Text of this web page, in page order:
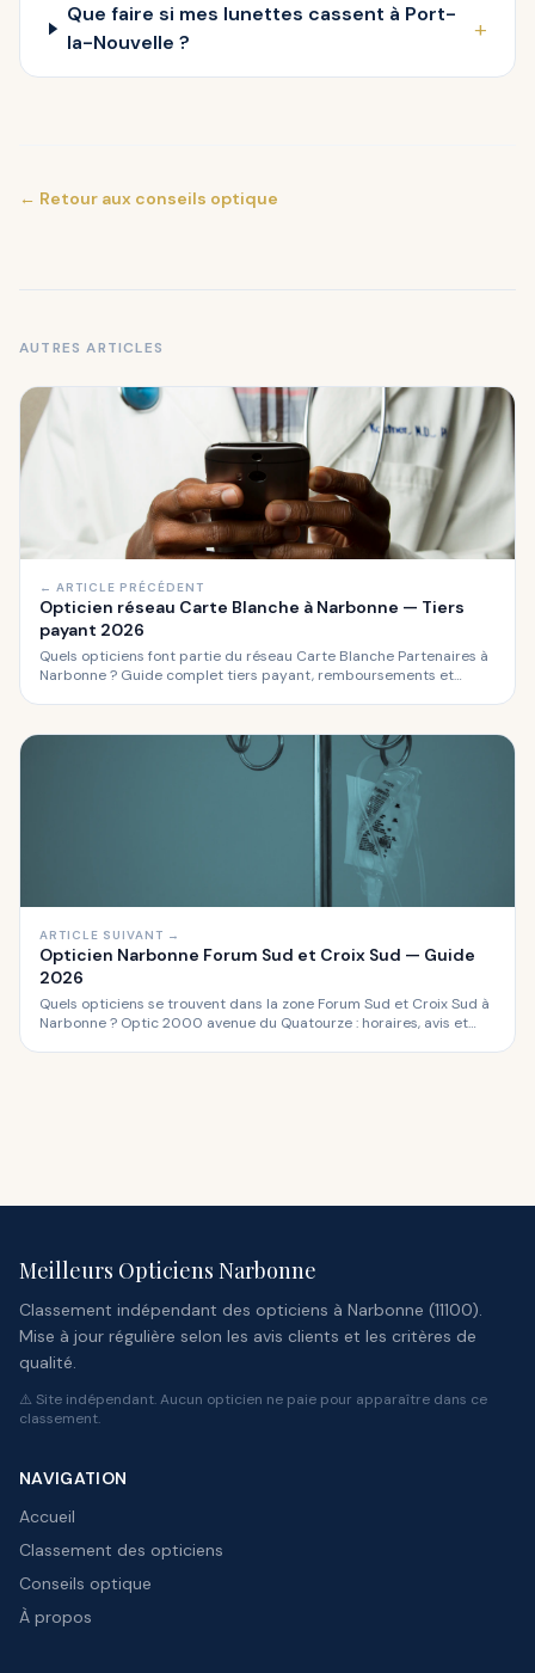
Que faire si mes lunettes cassent à Port-
la-Nouvelle ?
+
← Retour aux conseils optique
AUTRES ARTICLES
← ARTICLE PRÉCÉDENT
Opticien réseau Carte Blanche à Narbonne — Tiers
payant 2026
Quels opticiens font partie du réseau Carte Blanche Partenaires à
Narbonne ? Guide complet tiers payant, remboursements et
ARTICLE SUIVANT →
Opticien Narbonne Forum Sud et Croix Sud — Guide
2026
Quels opticiens se trouvent dans la zone Forum Sud et Croix Sud à
Narbonne ? Optic 2000 avenue du Quatourze : horaires, avis et
Meilleurs Opticiens Narbonne
Classement indépendant des opticiens à Narbonne (11100).
Mise à jour régulière selon les avis clients et les critères de
qualité.
⚠️ Site indépendant. Aucun opticien ne paie pour apparaître dans ce
classement.
NAVIGATION
Accueil
Classement des opticiens
Conseils optique
À propos